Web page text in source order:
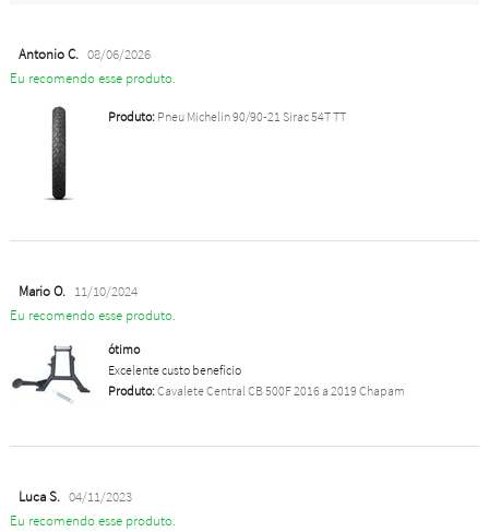
Antonio C. 08/06/2026
Eu recomendo esse produto.
Produto:Pneu Michelin 90/90-21 Sirac 54T TT
Mario O. 11/10/2024
Eu recomendo esse produto.
ótimo
Excelente custo benefício
Produto:Cavalete Central CB 500F 2016 a 2019 Chapam
Luca S. 04/11/2023
Eu recomendo esse produto.